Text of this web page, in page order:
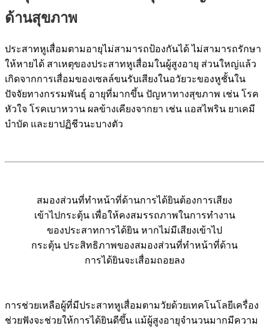
ด้านสุขภาพ
ประสาทหูเสื่อมตามอายุไม่สามารถป้องกันได้ ไม่สามารถรักษา
ให้หายได้ สาเหตุของประสาทหูเสื่อมในผู้สูงอายุ ส่วนใหญ่แล้ว
เกิดจากการเสื่อมของเซลล์ขนรับเสียงในอวัยวะของหูชั้นใน
ปัจจัยทางกรรมพันธุ์ อายุที่มากขึ้น ปัญหาทางสุขภาพ เช่น โรค
หัวใจ โรคเบาหวาน ผลข้างเคียงจากยา เช่น แอสไพริน ยาเคมี
บำบัด และยาปฏิชีวนะบางตัว
สมองส่วนที่ทำหน้าที่ด้านการได้ยินต้องการเสียง
เข้าไปกระตุ้น เพื่อให้คงสมรรถภาพในการทำงาน
ของประสาทการได้ยิน หากไม่มีเสียงเข้าไป
กระตุ้น ประสิทธิภาพของสมองส่วนที่ทำหน้าที่ด้าน
การได้ยินจะเสื่อมถอยลง
การช่วยเหลือผู้ที่มีประสาทหูเสื่อมตามวัยด้วยเทคโนโลยีเครื่อง
ช่วยฟังจะช่วยให้การได้ยินดีขึ้น แม้ผู้สูงอายุจำนวนมากมีความ